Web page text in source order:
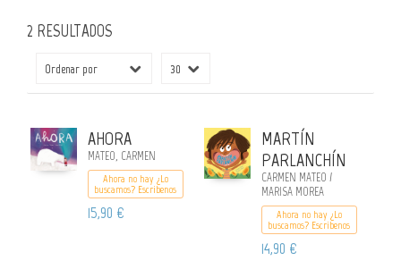
2 RESULTADOS
AHORA
MATEO, CARMEN
Ahora no hay ¿Lo
buscamos? Escribenos
15,90 €
MARTÍN
PARLANCHÍN
CARMEN MATEO /
MARISA MOREA
Ahora no hay ¿Lo
buscamos? Escribenos
14,90 €